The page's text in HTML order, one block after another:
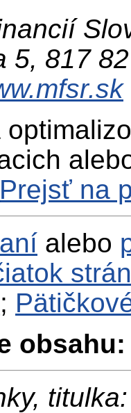
5, 817
Prejsť na
alebo
;
obsahu:
titulka: